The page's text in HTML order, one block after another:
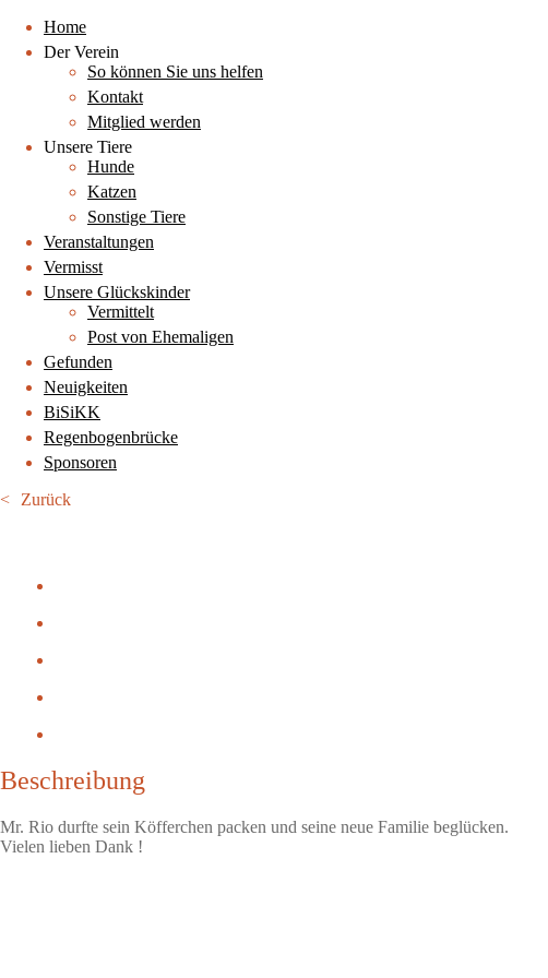
Home
Der Verein
So können Sie uns helfen
Kontakt
Mitglied werden
Unsere Tiere
Hunde
Katzen
Sonstige Tiere
Veranstaltungen
Vermisst
Unsere Glückskinder
Vermittelt
Post von Ehemaligen
Gefunden
Neuigkeiten
BiSiKK
Regenbogenbrücke
Sponsoren
Zurück
Beschreibung
Mr. Rio durfte sein Köfferchen packen und seine neue Familie beglücken.
Vielen lieben Dank !